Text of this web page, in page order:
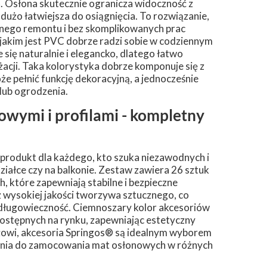
skutecznie ogranicza widoczność z
łatwiejsza do osiągnięcia. To rozwiązanie,
remontu i bez skomplikowanych prac
jest PVC dobrze radzi sobie w codziennym
naturalnie i elegancko, dlatego łatwo
Taka kolorystyka dobrze komponuje się z
pełnić funkcję dekoracyjną, a jednocześnie
ogrodzenia.
i profilami - kompletny
dla każdego, kto szuka niezawodnych i
czy na balkonie. Zestaw zawiera 26 sztuk
które zapewniają stabilne i bezpieczne
jakości tworzywa sztucznego, co
Ciemnoszary kolor akcesoriów
na rynku, zapewniając estetyczny
akcesoria Springos® są idealnym wyborem
do zamocowania mat osłonowych w różnych